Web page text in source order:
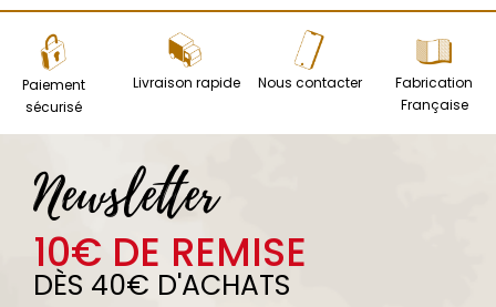
Paiement
sécurisé
Livraison rapide Nous contacter
Fabrication
Française
Newsletter
10€ DE REMISE
DÈS 40€ D'ACHATS